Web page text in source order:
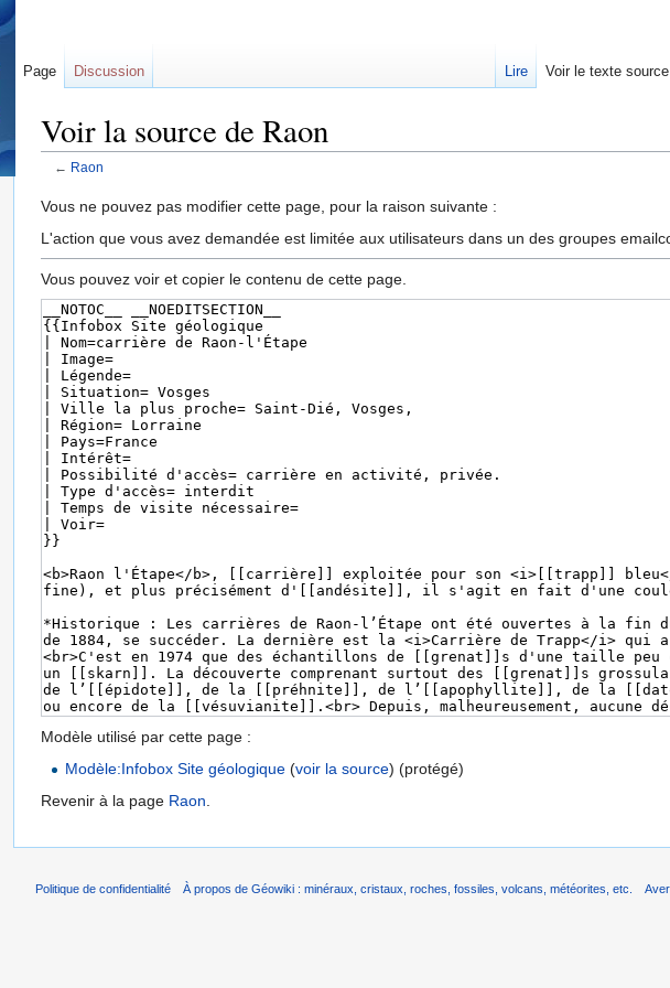
Voir la source de Raon
← Raon
Vous ne pouvez pas modifier cette page, pour la raison suivante :
L'action que vous avez demandée est limitée aux utilisateurs dans un des groupes
Vous pouvez voir et copier le contenu de cette page.
Modèle utilisé par cette page :
Modèle:Infobox Site géologique (voir la source) (protégé)
Revenir à la page Raon.
Page Discussion Lire Voir le texte source
Politique de confidentialité À propos de Géowiki : minéraux, cristaux, roches, fossiles, volcans, météorites, etc.